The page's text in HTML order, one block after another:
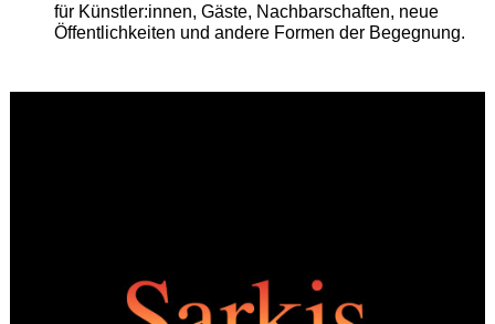
für Künstler:innen, Gäste, Nachbarschaften, neue
Öffentlichkeiten und andere Formen der Begegnung.